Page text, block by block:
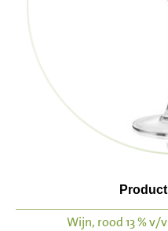
Product
Wijn, rood 13 % v/v